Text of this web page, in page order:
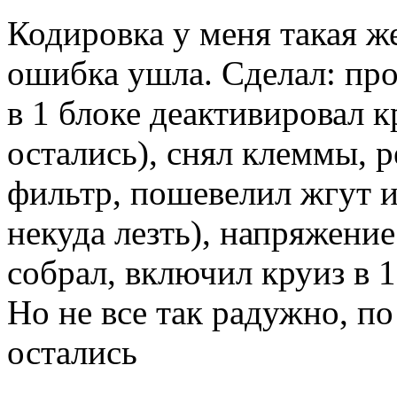
Кодировка у меня такая
ошибка ушла. Сделал:
в 1 блоке
остались), снял клеммы,
фильтр, пошевелил жгут
некуда лезть),
собрал, включил круиз в
Но не все так радужно,
остались